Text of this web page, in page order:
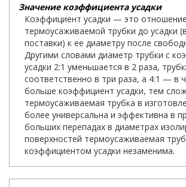
Значение коэффициента усадки
Коэффициент усадки — это
термоусаживаемой трубки до усадки
поставки) к ее диаметру после
Другими словами диаметр трубки с
усадки 2:1 уменьшается в 2 раза,
соответственно в три раза, а 4:1 — в
больше коэффициент усадки, тем
термоусаживаемая трубка в
более универсальна и эффективна в
больших перепадах в диаметрах
поверхностей термоусаживаемая
коэффициентом усадки незаменима.